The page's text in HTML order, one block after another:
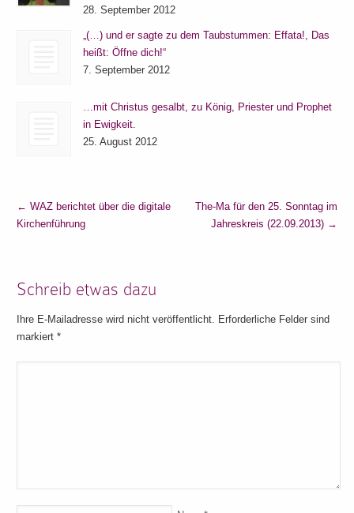
28. September 2012
„(…) und er sagte zu dem Taubstummen: Effata!, Das
heißt: Öffne dich!“
7. September 2012
…mit Christus gesalbt, zu König, Priester und Prophet
in Ewigkeit.
25. August 2012
← WAZ berichtet über die digitale
Kirchenführung
The-Ma für den 25. Sonntag im
Jahreskreis (22.09.2013) →
Schreib etwas dazu
Ihre E-Mailadresse wird nicht veröffentlicht. Erforderliche Felder sind
markiert*